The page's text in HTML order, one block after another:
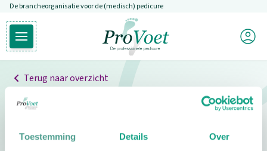
Toestemming Details Over
Overslaan en naar de inhoud gaan
De brancheorganisatie voor de (medisch) pedicure
Open hoofdmenu
Ga naar de homepagina
Mijn
Terug naar overzicht
Professionals
Pedicure niet gevonden